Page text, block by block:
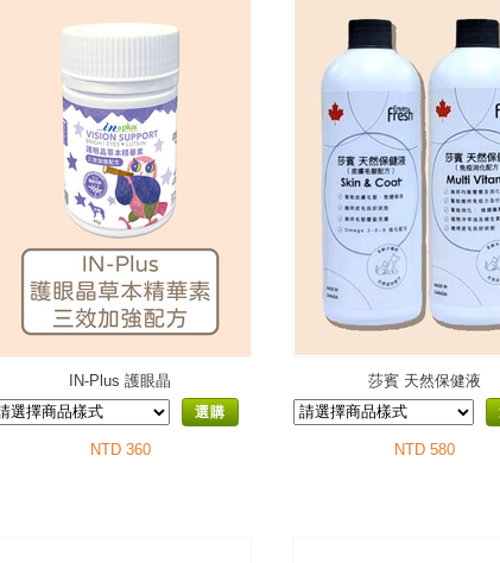
IN-Plus 護眼晶
選購
NTD 360
莎賓 天然保健液
NTD 580